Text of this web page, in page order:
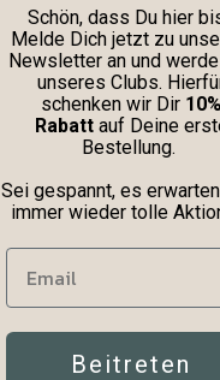
Schön, dass Du hier
Melde Dich jetzt zu
Newsletter an und
unseres Clubs.
schenken wir Dir
Rabattauf Deine
Bestellung.
Sei gespannt, es
immer wieder tolle
Beitreten